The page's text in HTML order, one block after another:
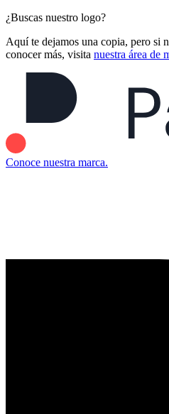
¿Buscas nuestro logo?
Aquí te dejamos una copia, pero si
conocer más, visita nuestra área de
Conoce nuestra marca.